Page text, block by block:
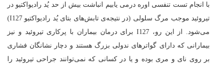
با انجام تست تنفسی اوره درمی یابیم انباشت بیش از حد یُد رادیواکتیو در
تیروئید موجب مرگ سلولی (در نتیجه‌ی تابش‌های بتای یُد رادیواکتیو I127)
می‌شود. از این رو، I127 برای درمان بیماران با پرکاری تیروئید و نیز
بیمارانی که دارای گواترهای ندولی بزرگ هستند و دچار نشانگان فشاری
بر روی نای و مری بوده و یا در کسانی که نمی‌توانند جراحی تیروئید را